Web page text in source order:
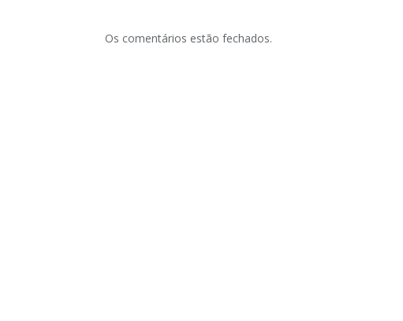
Os comentários estão fechados.